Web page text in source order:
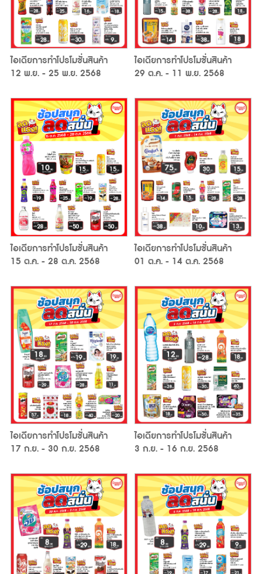
ไอเดียการทำโปรโมชั่นสินค้า
12 พ.ย. - 25 พ.ย. 2568
ไอเดียการทำโปรโมชั่นสินค้า
29 ต.ค. - 11 พ.ย. 2568
ไอเดียการทำโปรโมชั่นสินค้า
15 ต.ค. - 28 ต.ค. 2568
ไอเดียการทำโปรโมชั่นสินค้า
01 ต.ค. - 14 ต.ค. 2568
ไอเดียการทำโปรโมชั่นสินค้า
17 ก.ย. - 30 ก.ย. 2568
ไอเดียการทำโปรโมชั่นสินค้า
3 ก.ย. - 16 ก.ย. 2568